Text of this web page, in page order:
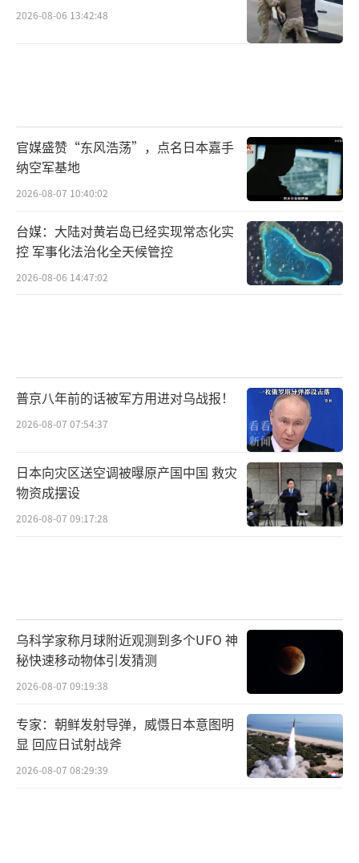
2026-08-06 13:42:48
官媒盛赞“东风浩荡”，点名日本嘉手
纳空军基地
2026-08-07 10:40:02
台媒：大陆对黄岩岛已经实现常态化实
控 军事化法治化全天候管控
2026-08-06 14:47:02
普京八年前的话被军方用进对乌战报！
2026-08-07 07:54:37
日本向灾区送空调被曝原产国中国 救灾
物资成摆设
2026-08-07 09:17:28
乌科学家称月球附近观测到多个UFO 神
秘快速移动物体引发猜测
2026-08-07 09:19:38
专家：朝鲜发射导弹，威慑日本意图明
显 回应日试射战斧
2026-08-07 08:29:39